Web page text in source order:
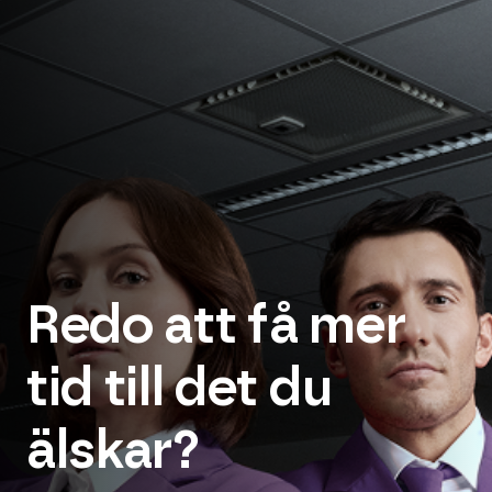
Redo att få mer
tid till det du
älskar?